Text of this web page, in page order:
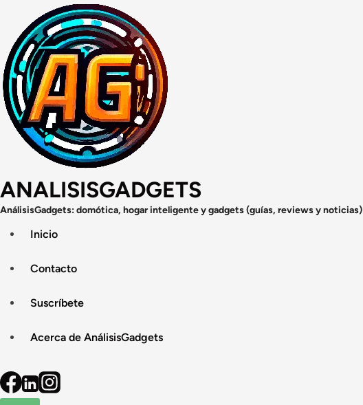
contenido
ANALISISGADGETS
AnálisisGadgets: domótica, hogar inteligente y gadgets (guías, reviews y noticias)
Inicio
Contacto
Suscríbete
Acerca de AnálisisGadgets